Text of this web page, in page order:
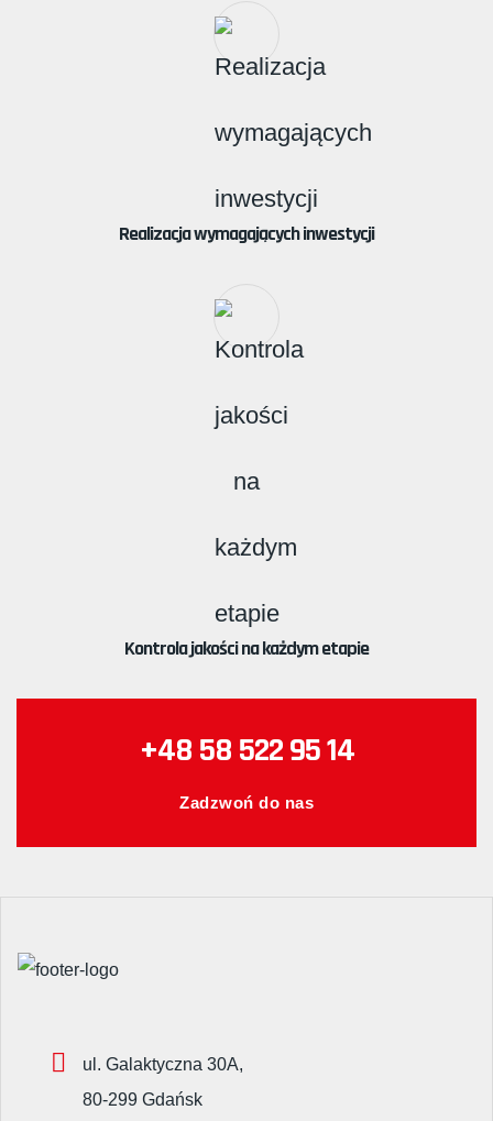
Realizacja wymagających inwestycji
Kontrola jakości na każdym etapie
+48 58 522 95 14
Zadzwoń do nas
ul. Galaktyczna 30A,
80-299 Gdańsk